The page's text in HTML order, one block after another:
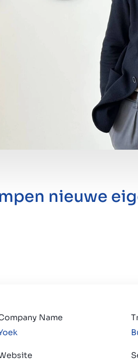
nieuwe
Name